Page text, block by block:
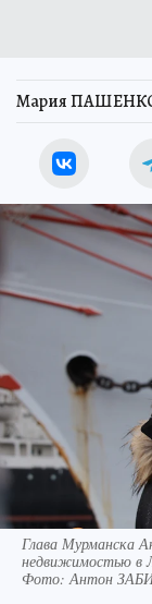
Мария
Глава Мурманска
недвижимостью в
Фото: Антон